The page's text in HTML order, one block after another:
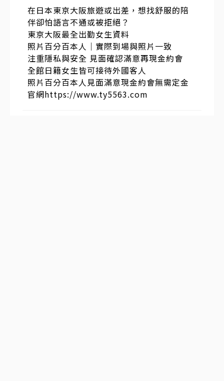
在日本東京大阪旅遊或出差，想找舒服的陪
伴卻怕語言不通或被拒絕？
東京大阪最全出勤女生資料
照片百分百本人｜實際到場與照片一致
注重隱私與安全 見面確認滿意再現金約會
全館日籍女生皆可接待外國客人
照片百分百本人見面滿意現金約會無需定金
官網https://www.ty5563.com